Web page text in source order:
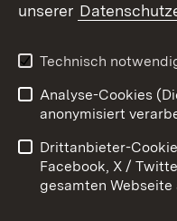
Youtube
Impressum
Barrierefreiheit
Cookies
unserer
Technisch
Analyse-Cookies
anonymisiert
Drittanbieter-
Facebook, X /
gesamten